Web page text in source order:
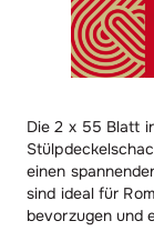
Die 2 x 55 Blatt
einen
sind ideal für
bevorzugen und